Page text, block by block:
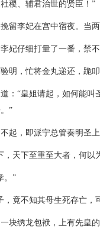
稷、辅君治世的贤臣！”
留李妃在宫中宿夜。当
妃仔细打量了一番，禁
明，忙将金丸递还，跪
：“皇姐请起，如何能
”
起，即派宁总管奏明圣
，天下至重至大者，何以
。”
，竟不知其母生死存亡，
块绣龙包袱，上有先皇